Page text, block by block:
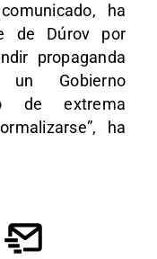
ha
de Dúrov por
propaganda
Gobierno
de extrema
ha